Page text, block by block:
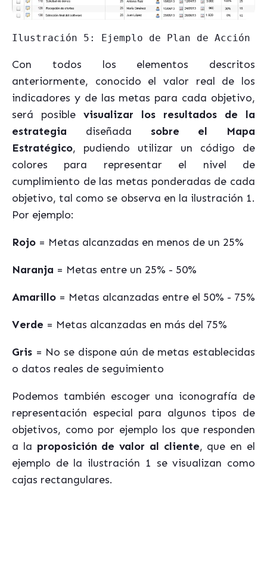
Ilustración 5: Ejemplo de Plan de Acción
Con todos los elementos descritos
anteriormente, conocido el valor real de los
indicadores y de las metas para cada objetivo,
será posible visualizar los resultados de la
estrategia diseñada sobre el Mapa
Estratégico, pudiendo utilizar un código de
colores para representar el nivel de
cumplimiento de las metas ponderadas de cada
objetivo, tal como se observa en la ilustración 1.
Por ejemplo:
Rojo = Metas alcanzadas en menos de un 25%
Naranja = Metas entre un 25% - 50%
Amarillo = Metas alcanzadas entre el 50% - 75%
Verde = Metas alcanzadas en más del 75%
Gris = No se dispone aún de metas establecidas
o datos reales de seguimiento
Podemos también escoger una iconografía de
representación especial para algunos tipos de
objetivos, como por ejemplo los que responden
a la proposición de valor al cliente, que en el
ejemplo de la ilustración 1 se visualizan como
cajas rectangulares.